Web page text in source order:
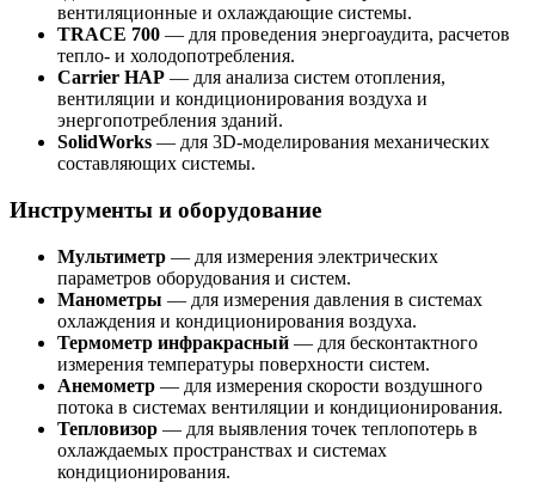
вентиляционные и охлаждающие системы.
TRACE 700 — для проведения энергоаудита, расчетов
тепло- и холодопотребления.
Carrier HAP — для анализа систем отопления,
вентиляции и кондиционирования воздуха и
энергопотребления зданий.
SolidWorks — для 3D-моделирования механических
составляющих системы.
Инструменты и оборудование
Мультиметр — для измерения электрических
параметров оборудования и систем.
Манометры — для измерения давления в системах
охлаждения и кондиционирования воздуха.
Термометр инфракрасный — для бесконтактного
измерения температуры поверхности систем.
Анемометр — для измерения скорости воздушного
потока в системах вентиляции и кондиционирования.
Тепловизор — для выявления точек теплопотерь в
охлаждаемых пространствах и системах
кондиционирования.